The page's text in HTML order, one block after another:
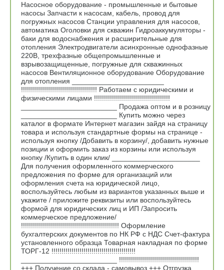
Насосное оборудование - промышленные и бытовые
насосы Запчасти к насосам, кабель, провод для
погружных насосов Станции управления для насосов,
автоматика Оголовки для скважин Гидроаккумуляторы -
баки для водоснабжения и расширительные для
отопления Электродвигатели асинхронные однофазные
220В, трехфазные общепромышленные и
взрывозащищенные, погружные для скважинных
насосов Вентиляционное оборудование Оборудование
для отопления _______________________
!!!!!!!!!!!!!!!!!!!!!!!!!!!!!!!!!!!!!! Работаем с юридическими и
физическими лицами !!!!!!!!!!!!!!!!!!!!!!!!!!!!!!!!!!!!!!
________________________ Продажа оптом и в розницу
________________________ Купить можно через
каталог в формате Интернет магазин зайдя на страницу
товара и используя стандартные формы на странице -
используя кнопку /Добавить в корзину/, добавить нужные
позиции и оформить заказ из корзины или используя
кнопку /Купить в один клик/ ______________________
Для получения оформленного коммерческого
предложения по форме для организаций или
оформления счета на юридической лицо,
воспользуйтесь любым из вариантов указанных выше и
укажите / приложите реквизиты или воспользуйтесь
формой для юридических лиц и ИП /Запросить
коммерческое предложение/
!!!!!!!!!!!!!!!!!!!!!!!!!!!!!!!!!!!!!!!!!!!!!!!!! Оформление
бухгалтерских документов по НК РФ с НДС Счет-фактура
установленного образца Товарная накладная по форме
ТОРГ-12 !!!!!!!!!!!!!!!!!!!!!!!!!!!!!!!!!!!!!!!!!!
________________________ !!!!!!!!!!!!!!!!!!!!!!!!!!!!!!!!!!!!!!!!
+++ Получение со склада - самовывоз +++ Отгрузка